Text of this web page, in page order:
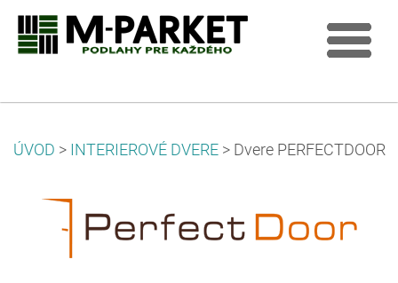
ÚVOD > INTERIEROVÉ DVERE > Dvere PERFECTDOOR